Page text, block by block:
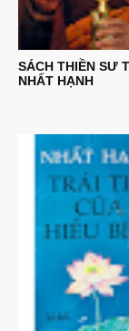
SÁCH THIỀN SƯ
NHẤT HẠNH